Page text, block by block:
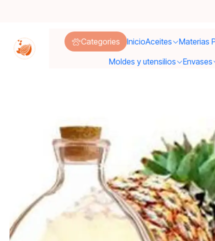
Categories InicioAceites Materias
Moldes y utensilios
Envases